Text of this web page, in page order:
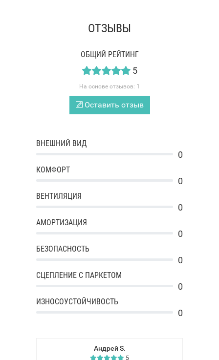
ОТЗЫВЫ
ОБЩИЙ РЕЙТИНГ
5
На основе отзывов: 1
Оставить отзыв
ВНЕШНИЙ ВИД
0
КОМФОРТ
0
ВЕНТИЛЯЦИЯ
0
АМОРТИЗАЦИЯ
0
БЕЗОПАСНОСТЬ
0
СЦЕПЛЕНИЕ С ПАРКЕТОМ
0
ИЗНОСОУСТОЙЧИВОСТЬ
0
Андрей S.
5